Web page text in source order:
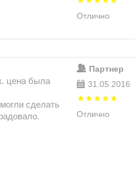
Отлично
цена была
сделать
Партнер
31.05.2016
Отлично